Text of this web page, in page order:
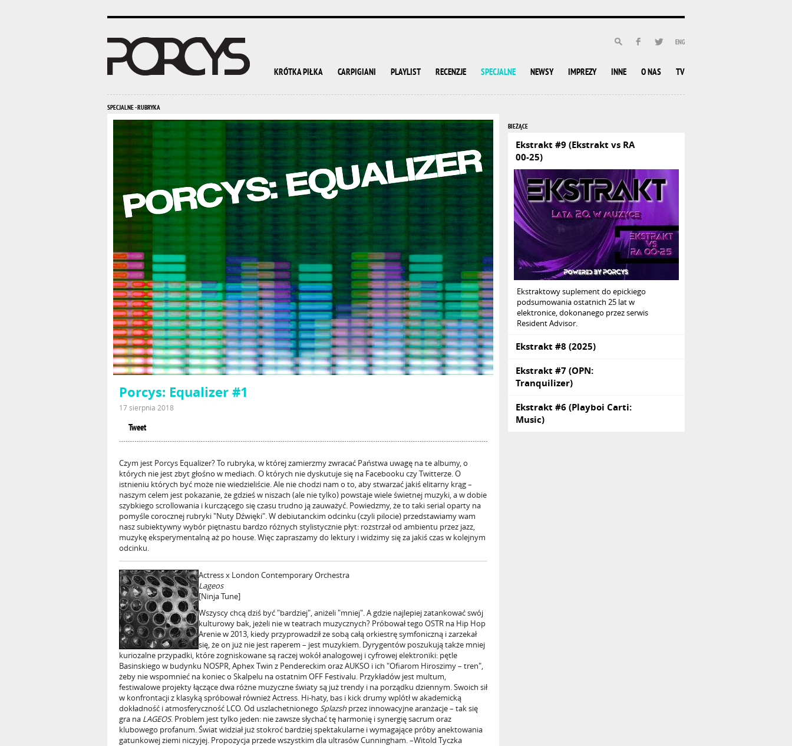
KRÓTKA PIŁKA CARPIGIANI PLAYLIST RECENZJE SPECJALNE NEWSY IMPREZY INNE O NAS TV
SPECJALNE - RUBRYKA
Porcys: Equalizer #1
17 sierpnia 2018
Tweet
Czym jest Porcys Equalizer? To rubryka, w której zamierzmy zwracać Państwa uwagę na te albumy, o
których nie jest zbyt głośno w mediach. O których nie dyskutuje się na Facebooku czy Twitterze. O
istnieniu których być może nie wiedzieliście. Ale nie chodzi nam o to, aby stwarzać jakiś elitarny krąg –
naszym celem jest pokazanie, że gdzieś w niszach (ale nie tylko) powstaje wiele świetnej muzyki, a w dobie
szybkiego scrollowania i kurczącego się czasu trudno ją zauważyć. Powiedzmy, że to taki serial oparty na
pomyśle corocznej rubryki "Nuty Dźwięki". W debiutanckim odcinku (czyli pilocie) przedstawiamy wam
nasz subiektywny wybór piętnastu bardzo różnych stylistycznie płyt: rozstrzał od ambientu przez jazz,
muzykę eksperymentalną aż po house. Więc zapraszamy do lektury i widzimy się za jakiś czas w kolejnym
odcinku.
Actress x London Contemporary Orchestra
Lageos
[Ninja Tune]
Wszyscy chcą dziś być "bardziej", aniżeli "mniej". A gdzie najlepiej zatankować swój
kulturowy bak, jeżeli nie w teatrach muzycznych? Próbował tego OSTR na Hip Hop
Arenie w 2013, kiedy przyprowadził ze sobą całą orkiestrę symfoniczną i zarzekał
się, że on już nie jest raperem – jest muzykiem. Dyrygentów poszukują także mniej
kuriozalne przypadki, które zogniskowane są raczej wokół analogowej i cyfrowej elektroniki: pętle
Basinskiego w budynku NOSPR, Aphex Twin z Pendereckim oraz AUKSO i ich "Ofiarom Hiroszimy – tren",
żeby nie wspomnieć na koniec o Skalpelu na ostatnim OFF Festivalu. Przykładów jest multum,
festiwalowe projekty łączące dwa różne muzyczne światy są już trendy i na porządku dziennym. Swoich sił
w konfrontacji z klasyką spróbował również Actress. Hi-haty, bas i kick drumy wplótł w akademicką
dokładność i atmosferyczność LCO. Od uszlachetnionego Splazshprzez innowacyjne aranżacje – tak się
gra na LAGEOS. Problem jest tylko jeden: nie zawsze słychać tę harmonię i synergię sacrum oraz
klubowego profanum. Świat widział już stokroć bardziej spektakularne i wymagające próby anektowania
gatunkowej ziemi niczyjej. Propozycja przede wszystkim dla ultrasów Cunningham. –Witold Tyczka
BIEŻĄCE
Ekstrakt #9 (Ekstrakt vs RA
00-25)
Ekstraktowy suplement do epickiego
podsumowania ostatnich 25 lat w
elektronice, dokonanego przez serwis
Resident Advisor.
Ekstrakt #8 (2025)
Ekstrakt #7 (OPN:
Tranquilizer)
Ekstrakt #6 (Playboi Carti:
Music)